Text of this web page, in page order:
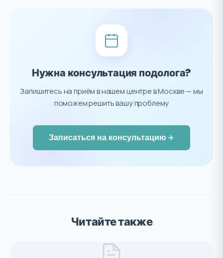
Нужна консультация подолога?
Запишитесь на приём в нашем центре в Москве — мы
поможем решить вашу проблему
Записаться на консультацию
Читайте также